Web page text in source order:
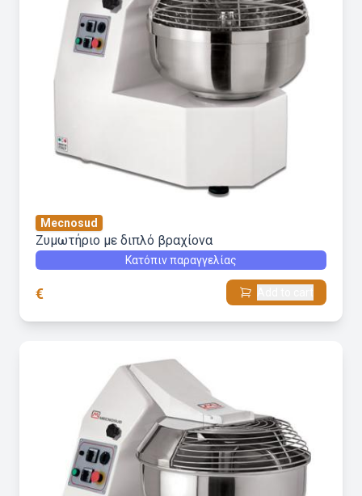
Mecnosud
Ζυμωτήριο με διπλό βραχίονα
Κατόπιν παραγγελίας
€